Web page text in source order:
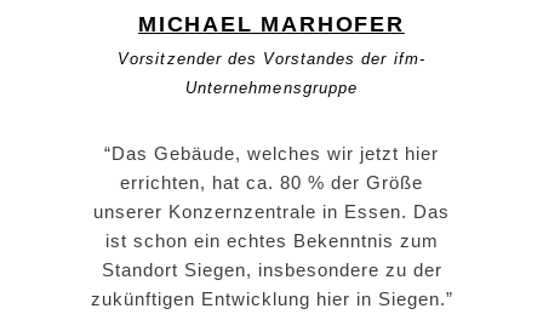
MICHAEL MARHOFER
Vorsitzender des Vorstandes der ifm-
Unternehmensgruppe
“Das Gebäude, welches wir jetzt hier
errichten, hat ca. 80 % der Größe
unserer Konzernzentrale in Essen. Das
ist schon ein echtes Bekenntnis zum
Standort Siegen, insbesondere zu der
zukünftigen Entwicklung hier in Siegen.”